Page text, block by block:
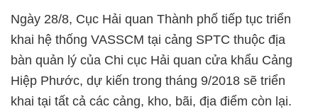
Ngày 28/8, Cục Hải quan Thành phố tiếp tục triển
khai hệ thống VASSCM tại cảng SPTC thuộc địa
bàn quản lý của Chi cục Hải quan cửa khẩu Cảng
Hiệp Phước, dự kiến trong tháng 9/2018 sẽ triển
khai tại tất cả các cảng, kho, bãi, địa điểm còn lại.